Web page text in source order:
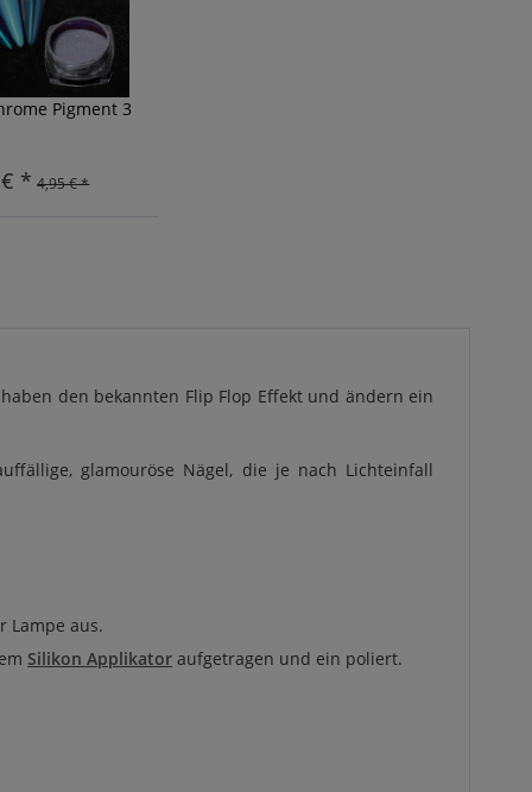
Pigment 3
* 4,95 € *
den bekannten Flip Flop Effekt und ändern ein
glamouröse Nägel, die je nach Lichteinfall
Lampe aus.
Silikon Applikator aufgetragen und ein poliert.